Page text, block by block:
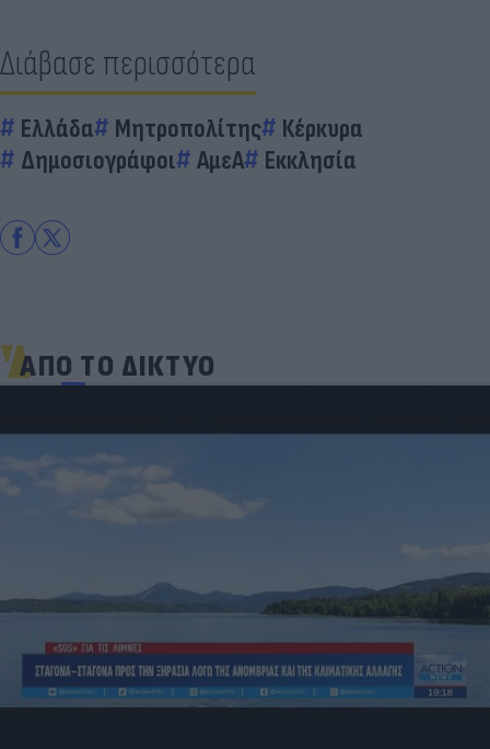
Διάβασε περισσότερα
Ελλάδα Μητροπολίτης
Κέρκυρα
Δημοσιογράφοι
ΑμεΑ Εκκλησία
ΑΠΟ ΤΟ ΔΙΚΤΥΟ